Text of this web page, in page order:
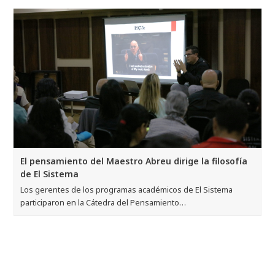
El pensamiento del Maestro Abreu dirige la filosofía
de El Sistema
Los gerentes de los programas académicos de El Sistema
participaron en la Cátedra del Pensamiento…